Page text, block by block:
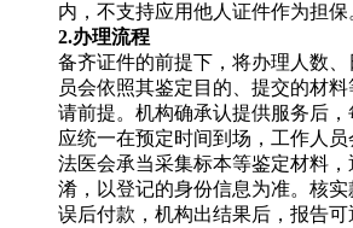
内，不支持应用他人证件作为担保
2.办理流程
备齐证件的前提下，将办理人数、
员会依照其鉴定目的、提交的材
请前提。机构确承认提供服务后
应统一在预定时间到场，工作人员
法医会承当采集标本等鉴定材料
淆，以登记的身份信息为准。核
误后付款，机构出结果后，报告